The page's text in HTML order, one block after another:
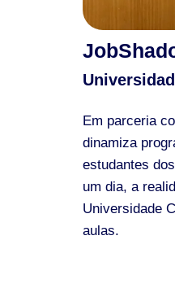
Em parceria
dinamiza
estudantes
um dia, a
Universidade
aulas.